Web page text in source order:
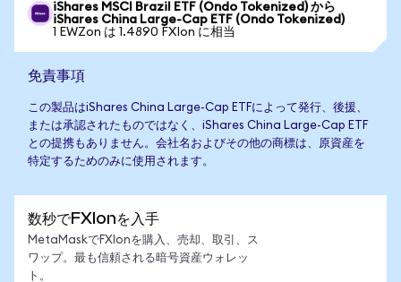
iShares MSCI Brazil ETF (Ondo Tokenized) から
iShares China Large-Cap ETF (Ondo Tokenized)
1 EWZon は 1.4890 FXIon に相当
免責事項
この製品はiShares China Large-Cap ETFによって発行、後援、
または承認されたものではなく、iShares China Large-Cap ETF
との提携もありません。会社名およびその他の商標は、原資産を
特定するためのみに使用されます。
数秒でFXIonを入手
MetaMaskでFXIonを購入、売却、取引、ス
ワップ。最も信頼される暗号資産ウォレッ
ト。